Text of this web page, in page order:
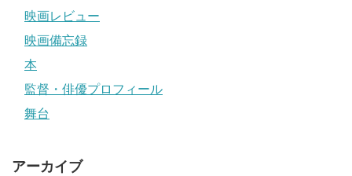
映画レビュー
映画備忘録
本
監督・俳優プロフィール
舞台
アーカイブ